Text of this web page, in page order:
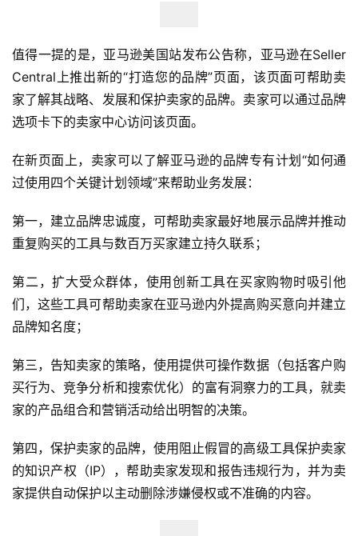
页
全
球
店
境
百
社
媒
销
跨
导
航
值得一提的是，亚马逊美国站发布公告称，亚马逊在Seller
Central上推出新的“打造您的品牌”页面，该页面可帮助卖
家了解其战略、发展和保护卖家的品牌。卖家可以通过品牌
选项卡下的卖家中心访问该页面。
在新页面上，卖家可以了解亚马逊的品牌专有计划“如何通
过使用四个关键计划领域”来帮助业务发展：
第一，建立品牌忠诚度，可帮助卖家最好地展示品牌并推动
重复购买的工具与数百万买家建立持久联系；
第二，扩大受众群体，使用创新工具在买家购物时吸引他
们，这些工具可帮助卖家在亚马逊内外提高购买意向并建立
品牌知名度；
第三，告知卖家的策略，使用提供可操作数据（包括客户购
买行为、竞争分析和搜索优化）的富有洞察力的工具，就卖
家的产品组合和营销活动给出明智的决策。
第四，保护卖家的品牌，使用阻止假冒的高级工具保护卖家
的知识产权（IP），帮助卖家发现和报告违规行为，并为卖
家提供自动保护以主动删除涉嫌侵权或不准确的内容。